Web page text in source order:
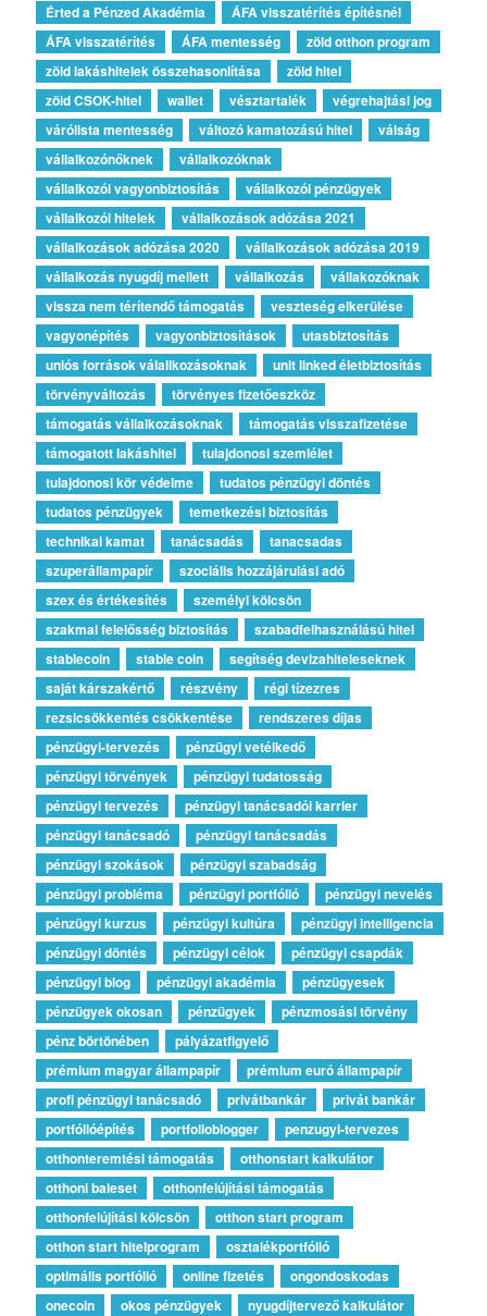
Érted a Pénzed Akadémia
ÁFA visszatérítés építésnél
ÁFA visszatérítés
ÁFA mentesség
zöld otthon program
zöld lakáshitelek összehasonlítása
zöld hitel
zöld CSOK-hitel
wallet vésztartalék
végrehajtási jog
várólista mentesség
változó kamatozású hitel
válság
vállalkozónőknek
vállalkozóknak
vállalkozói vagyonbiztosítás
vállalkozói pénzügyek
vállalkozói hitelek
vállalkozások adózása 2021
vállalkozások adózása 2020
vállalkozások adózása 2019
vállalkozás nyugdíj mellett
vállalkozás
vállakozóknak
vissza nem térítendő támogatás
veszteség elkerülése
vagyonépítés
vagyonbiztosítások
utasbiztosítás
uniós források válallkozásoknak
unit linked életbiztosítás
törvényváltozás
törvényes fizetőeszköz
támogatás vállalkozásoknak
támogatás visszafizetése
támogatott lakáshitel
tulajdonosi szemlélet
tulajdonosi kör védelme
tudatos pénzügyi döntés
tudatos pénzügyek
temetkezési biztosítás
technikai kamat
tanácsadás
tanacsadas
szuperállampapír
szociális hozzájárulási adó
szex és értékesítés
személyi kölcsön
szakmai felelősség biztosítás
szabadfelhasználású hitel
stablecoin
stable coin
segítség devizahiteleseknek
saját kárszakértő
részvény
régi tízezres
rezsicsökkentés csökkentése
rendszeres díjas
pénzügyi-tervezés
pénzügyi vetélkedő
pénzügyi törvények
pénzügyi tudatosság
pénzügyi tervezés
pénzügyi tanácsadói karrier
pénzügyi tanácsadó
pénzügyi tanácsadás
pénzügyi szokások
pénzügyi szabadság
pénzügyi probléma
pénzügyi portfólió
pénzügyi nevelés
pénzügyi kurzus
pénzügyi kultúra
pénzügyi intelligencia
pénzügyi döntés
pénzügyi célok
pénzügyi csapdák
pénzügyi blog
pénzügyi akadémia
pénzügyesek
pénzügyek okosan
pénzügyek
pénzmosási törvény
pénz börtönében
pályázatfigyelő
prémium magyar állampapír
prémium euró állampapír
profi pénzügyi tanácsadó
privátbankár
privát bankár
portfólióépítés
portfolioblogger
penzugyi-tervezes
otthonteremtési támogatás
otthonstart kalkulátor
otthoni baleset
otthonfelújítási támogatás
otthonfelújítási kölcsön
otthon start program
otthon start hitelprogram
osztalékportfólió
optimális portfólió
online fizetés
ongondoskodas
onecoin
okos pénzügyek
nyugdíjtervező kalkulátor